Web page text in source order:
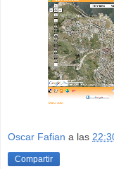
Oscar Fafian a las
Compartir